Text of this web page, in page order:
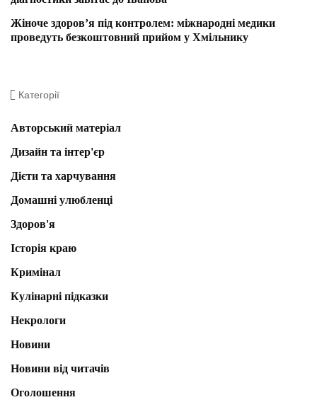
Жіноче здоров’я під контролем: міжнародні медики
проведуть безкоштовний прийом у Хмільнику
Категорії
Авторський матеріал
Дизайн та інтер'єр
Дієти та харчування
Домашні улюбленці
Здоров'я
Історія краю
Кримінал
Кулінарні підказки
Некрологи
Новини
Новини від читачів
Оголошення